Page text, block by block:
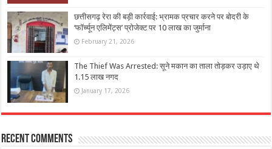
छत्तीसगढ़ रेरा की बड़ी कार्रवाई: भ्रामक प्रचार करने पर बोदरी के
‘फॉर्च्यून एलिमेंट्स’ प्रोजेक्ट पर 10 लाख का जुर्माना
February 21, 2026
The Thief Was Arrested: सूने मकान का ताला तोड़कर उड़ाए थे
1.15 लाख नगद
January 17, 2026
Recent Comments